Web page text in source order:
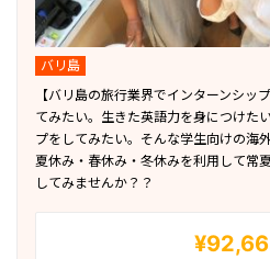
バリ島
【バリ島の旅行業界でインターンシッ
てみたい。生きた英語力を身につけた
プをしてみたい。そんな学生向けの海
夏休み・春休み・冬休みを利用して常
してみませんか？？